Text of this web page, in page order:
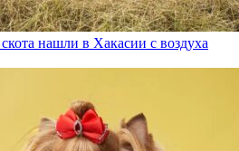
нашли в Хакасии с воздуха